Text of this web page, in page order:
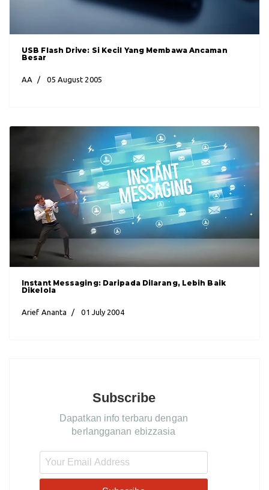
USB Flash Drive: Si Kecil Yang Membawa Ancaman
Besar
AA 05 August 2005
Instant Messaging: Daripada Dilarang, Lebih Baik
Dikelola
Arief Ananta 01 July 2004
Subscribe
Dapatkan info terbaru dengan
berlangganan ebizzasia